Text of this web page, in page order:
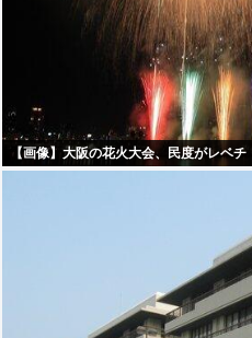
【画像】大阪の花火大会、民度がレベチ